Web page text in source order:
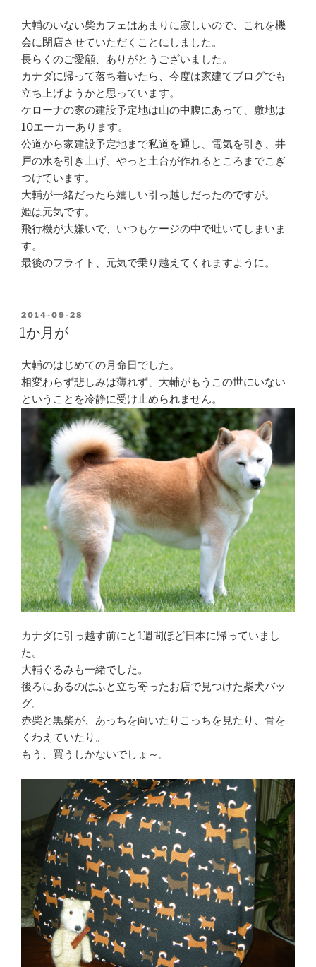
大輔のいない柴カフェはあまりに寂しいので、これを機
会に閉店させていただくことにしました。
長らくのご愛顧、ありがとうございました。
カナダに帰って落ち着いたら、今度は家建てブログでも
立ち上げようかと思っています。
ケローナの家の建設予定地は山の中腹にあって、敷地は
10エーカーあります。
公道から家建設予定地まで私道を通し、電気を引き、井
戸の水を引き上げ、やっと土台が作れるところまでこぎ
つけています。
大輔が一緒だったら嬉しい引っ越しだったのですが。
姫は元気です。
飛行機が大嫌いで、いつもケージの中で吐いてしまいま
す。
最後のフライト、元気で乗り越えてくれますように。
POSTED
ON
2014-09-28
1か月が
大輔のはじめての月命日でした。
相変わらず悲しみは薄れず、大輔がもうこの世にいない
ということを冷静に受け止められません。
カナダに引っ越す前にと1週間ほど日本に帰っていまし
た。
大輔ぐるみも一緒でした。
後ろにあるのはふと立ち寄ったお店で見つけた柴犬バッ
グ。
赤柴と黒柴が、あっちを向いたりこっちを見たり、骨を
くわえていたり。
もう、買うしかないでしょ～。